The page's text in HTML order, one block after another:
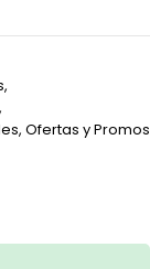
,
,
, Ofertas y Promos